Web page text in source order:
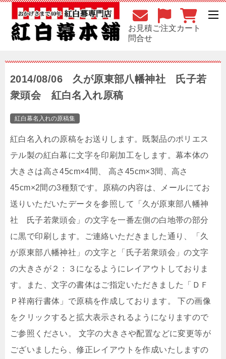
お見積
問合せ
ご注文カート
2014/08/06 久が原東部八幡神社 氏子若
衆頭会 紅白名入れ原稿
紅白幕名入れの原稿集
紅白名入れの原稿をお送りします。既製品のポリエス
テル製の紅白幕に文字を印刷加工をします。幕本体の
大きさは高さ45cm×4間、 高さ45cm×3間、高さ
45cm×2間の3種類です。原稿の内容は、メールにてお
送りいただいたデータを参照して「久が原東部八幡神
社 氏子若衆頭会」の文字を一番左側の白地帯の部分
に黒で印刷します。ご連絡いただきました通り、「久
が原東部八幡神社」の文字と「氏子若衆頭会」の文字
の大きさが２：３になるようにレイアウトしておりま
す。また、文字の書体はご指定いただきました「ＤＦ
Ｐ祥南行書体」で原稿を作成しております。 下の画像
をクリックすると拡大表示されるようになりますので
ご参照ください。 文字の大きさや配置などに変更等が
ございましたら、修正レイアウトを作成いたしますの